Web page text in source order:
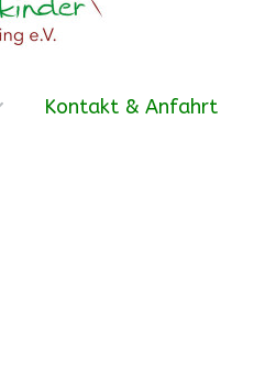
Kontakt & Anfahrt